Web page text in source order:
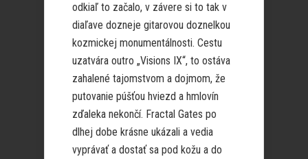
odkiaľ to začalo, v závere si to tak v
diaľave dozneje gitarovou doznelkou
kozmickej monumentálnosti. Cestu
uzatvára outro „Visions IX“, to ostáva
zahalené tajomstvom a dojmom, že
putovanie púšťou hviezd a hmlovín
zďaleka nekončí. Fractal Gates po
dlhej dobe krásne ukázali a vedia
vyprávať a dostať sa pod kožu a do